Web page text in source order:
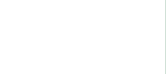
sont 100 % les vôtres grâce au
votre document en quelques
citations manquantes dans plus